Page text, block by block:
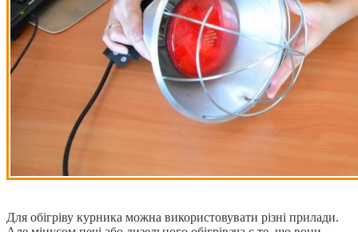
Для обігріву курника можна використовувати різні прилади.